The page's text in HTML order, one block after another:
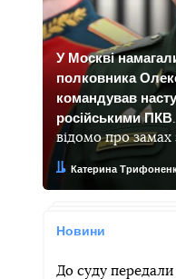
У Москві
полковника
командував
російськими ПКВ
відомо про замах
Автор:
Катерина
Дата:
Новини
До суду